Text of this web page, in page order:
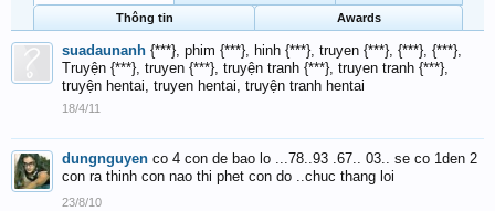
Thông tin
Awards
suadaunanh {***}, phim {***}, hinh {***}, truyen {***}, {***}, {***},
Truyện {***}, truyen {***}, truyện tranh {***}, truyen tranh {***},
truyện hentai, truyen hentai, truyện tranh hentai
18/4/11
dungnguyen co 4 con de bao lo ...78..93 .67.. 03.. se co 1den 2
con ra thinh con nao thi phet con do ..chuc thang loi
23/8/10